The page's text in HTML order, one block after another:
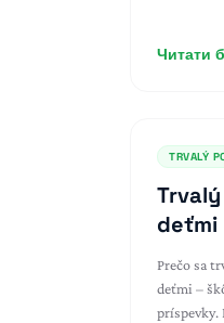
Читати
TRVALÝ
deťmi
Prečo sa
deťmi –
príspevky.